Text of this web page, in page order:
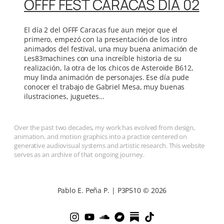
OFFF FEST CARACAS DÍA 02
El día 2 del OFFF Caracas fue aun mejor que el
primero, empezó con la presentación de los intro
animados del festival, una muy buena animación de
Les83machines con una increíble historia de su
realización, la otra de los chicos de Asteroide B612,
muy linda animación de personajes. Ese día pude
conocer el trabajo de Gabriel Mesa, muy buenas
ilustraciones, juguetes…
Over the past two decades, my work has evolved from design,
animation, and motion graphics into a practice centered on
generative audiovisual systems and artistic research. This website
serves as an archive of that ongoing journey.
Pablo E. Peña P. | P3P510 © 2026